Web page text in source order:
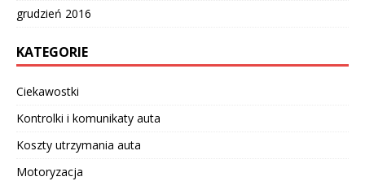
grudzień 2016
KATEGORIE
Ciekawostki
Kontrolki i komunikaty auta
Koszty utrzymania auta
Motoryzacja